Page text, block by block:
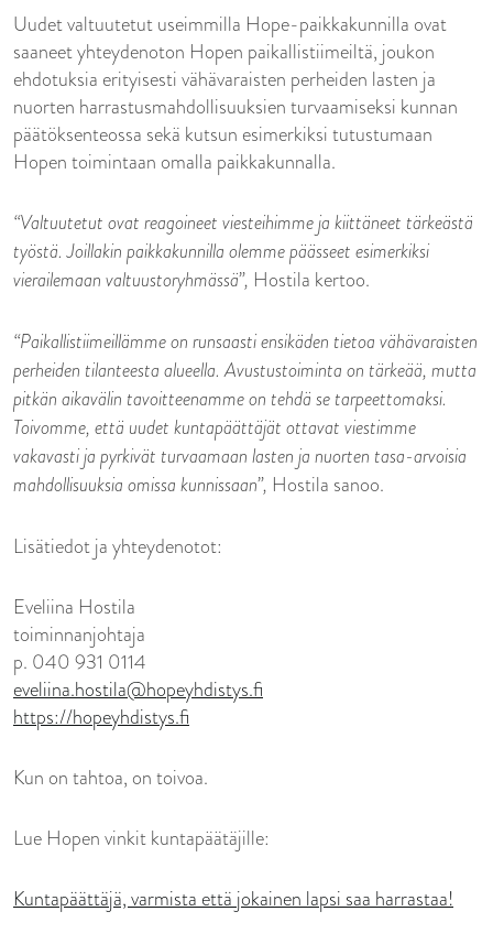
Uudet valtuutetut useimmilla Hope-paikkakunnilla ovat
saaneet yhteydenoton Hopen paikallistiimeiltä, joukon
ehdotuksia erityisesti vähävaraisten perheiden lasten ja
nuorten harrastusmahdollisuuksien turvaamiseksi kunnan
päätöksenteossa sekä kutsun esimerkiksi tutustumaan
Hopen toimintaan omalla paikkakunnalla.
“Valtuutetut ovat reagoineet viesteihimme ja kiittäneet tärkeästä
työstä. Joillakin paikkakunnilla olemme päässeet esimerkiksi
vierailemaan valtuustoryhmässä”, Hostila kertoo.
“Paikallistiimeillämme on runsaasti ensikäden tietoa vähävaraisten
perheiden tilanteesta alueella. Avustustoiminta on tärkeää, mutta
pitkän aikavälin tavoitteenamme on tehdä se tarpeettomaksi.
Toivomme, että uudet kuntapäättäjät ottavat viestimme
vakavasti ja pyrkivät turvaamaan lasten ja nuorten tasa-arvoisia
mahdollisuuksia omissa kunnissaan”, Hostila sanoo.
Lisätiedot ja yhteydenotot:
Eveliina Hostila
toiminnanjohtaja
p. 040 931 0114
eveliina.hostila@hopeyhdistys.fi
https://hopeyhdistys.fi
Kun on tahtoa, on toivoa.
Lue Hopen vinkit kuntapäätäjille:
Kuntapäättäjä, varmista että jokainen lapsi saa harrastaa!